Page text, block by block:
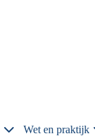
Wet en praktijk